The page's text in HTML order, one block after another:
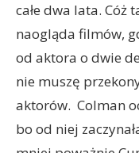
całe dwa lata. Cóż
naogląda filmów,
od aktora o dwie
nie muszę
aktorów. Colman
bo od niej